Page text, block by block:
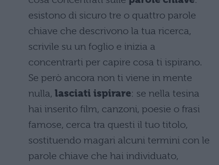
esistono di sicuro tre o quattro parole
chiave che descrivono la tua ricerca,
scrivile su un foglio e inizia a
concentrarti per capire cosa ti ispirano.
Se però ancora non ti viene in mente
nulla, lasciati ispirare: se nella tesina
hai inserito film, canzoni, poesie o frasi
famose, cerca tra questi il tuo titolo,
sostituendo magari alcuni termini con le
parole chiave che hai individuato,